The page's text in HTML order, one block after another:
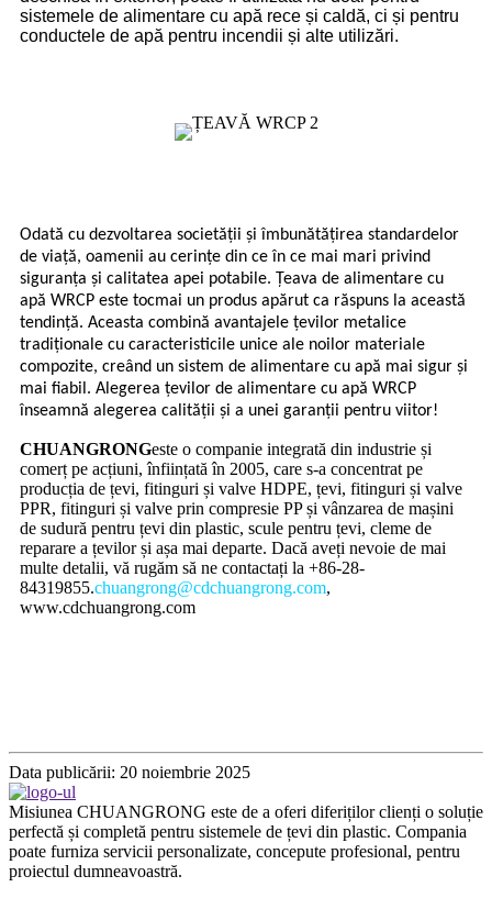
sistemele de alimentare cu apă rece și caldă, ci și pentru
conductele de apă pentru incendii și alte utilizări.
Odată cu dezvoltarea societății și îmbunătățirea standardelor
de viață, oamenii au cerințe din ce în ce mai mari privind
siguranța și calitatea apei potabile. Țeava de alimentare cu
apă WRCP este tocmai un produs apărut ca răspuns la această
tendință. Aceasta combină avantajele țevilor metalice
tradiționale cu caracteristicile unice ale noilor materiale
compozite, creând un sistem de alimentare cu apă mai sigur și
mai fiabil. Alegerea țevilor de alimentare cu apă WRCP
înseamnă alegerea calității și a unei garanții pentru viitor!
CHUANGRONGeste o companie integrată din industrie și
comerț pe acțiuni, înființată în 2005, care s-a concentrat pe
producția de țevi, fitinguri și valve HDPE, țevi, fitinguri și valve
PPR, fitinguri și valve prin compresie PP și vânzarea de mașini
de sudură pentru țevi din plastic, scule pentru țevi, cleme de
reparare a țevilor și așa mai departe. Dacă aveți nevoie de mai
multe detalii, vă rugăm să ne contactați la +86-28-
84319855.chuangrong@cdchuangrong.com,
www.cdchuangrong.com
Data publicării: 20 noiembrie 2025
Misiunea CHUANGRONG este de a oferi diferiților clienți o soluție
perfectă și completă pentru sistemele de țevi din plastic. Compania
poate furniza servicii personalizate, concepute profesional, pentru
proiectul dumneavoastră.